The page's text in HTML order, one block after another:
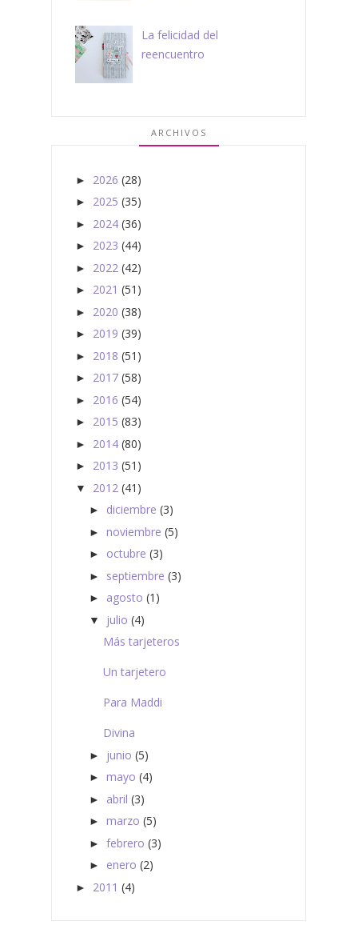
La felicidad del
reencuentro
ARCHIVOS
► 2026 (28)
► 2025 (35)
► 2024 (36)
► 2023 (44)
► 2022 (42)
► 2021 (51)
► 2020 (38)
► 2019 (39)
► 2018 (51)
► 2017 (58)
► 2016 (54)
► 2015 (83)
► 2014 (80)
► 2013 (51)
▼ 2012 (41)
► diciembre (3)
► noviembre (5)
► octubre (3)
► septiembre (3)
► agosto (1)
▼ julio (4)
Más tarjeteros
Un tarjetero
Para Maddi
Divina
► junio (5)
► mayo (4)
► abril (3)
► marzo (5)
► febrero (3)
► enero (2)
► 2011 (4)